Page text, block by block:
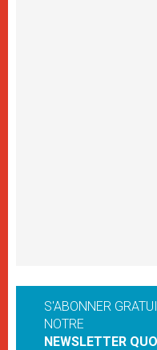
S'ABONNER
NOTRE
NEWSLETTER